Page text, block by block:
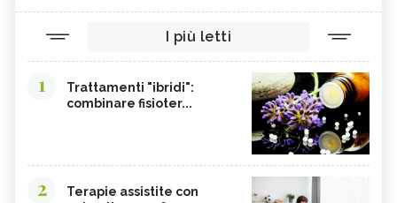
I più letti
1
Trattamenti "ibridi":
combinare fisioter...
2
Terapie assistite con